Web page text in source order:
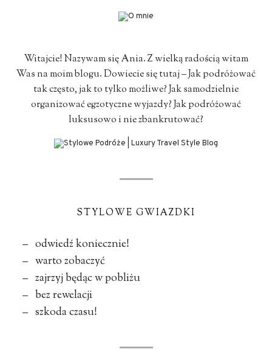
Witajcie! Nazywam się Ania. Z wielką radością witam
Was na moim blogu. Dowiecie się tutaj – Jak podróżować
tak często, jak to tylko możliwe? Jak samodzielnie
organizować egzotyczne wyjazdy? Jak podróżować
luksusowo i nie zbankrutować?
STYLOWE GWIAZDKI
– odwiedź koniecznie!
– warto zobaczyć
– zajrzyj będąc w pobliżu
– bez rewelacji
– szkoda czasu!